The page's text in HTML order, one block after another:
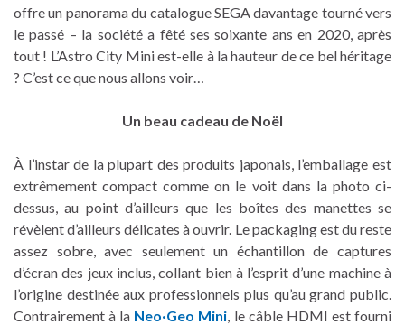
offre un panorama du catalogue SEGA davantage tourné vers
le passé – la société a fêté ses soixante ans en 2020, après
tout ! L’Astro City Mini est-elle à la hauteur de ce bel héritage
? C’est ce que nous allons voir…
Un beau cadeau de Noël
À l’instar de la plupart des produits japonais, l’emballage est
extrêmement compact comme on le voit dans la photo ci-
dessus, au point d’ailleurs que les boîtes des manettes se
révèlent d’ailleurs délicates à ouvrir. Le packaging est du reste
assez sobre, avec seulement un échantillon de captures
d’écran des jeux inclus, collant bien à l’esprit d’une machine à
l’origine destinée aux professionnels plus qu’au grand public.
Contrairement à la Neo·Geo Mini, le câble HDMI est fourni